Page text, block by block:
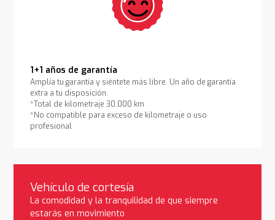
1+1 años de garantía
Amplía tu garantía y siéntete más libre. Un año de garantía
extra a tu disposición.
*Total de kilometraje 30.000 km
*No compatible para exceso de kilometraje o uso
profesional
Vehículo de cortesía
La comodidad y la tranquilidad de que siempre
estarás en movimiento